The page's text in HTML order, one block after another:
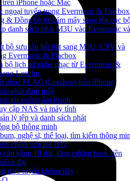
trên iPhone hoặc Mac
ngoại tuyến trong Evermusic &
& Đồng bộ từ đám mây sang tệp cục
danh sách phát M3U vào Evermusic và
bộ sưu tập bài hát sang M3U, CSV và
Evermusic & Flacbox
bộ lịch sử nghe nhạc từ Evermusic &
Last.fm
nhạc FLAC (Lossless) trên iPhone
phát đám mây
tải xuống âm thanh
cập NAS và máy tính
lý tệp và danh sách phát
bộ thông minh
nghệ sĩ, thể loại, tìm kiếm thông
chỉnh sửa thẻ ID3
cân bằng 10 dải, tăng cường bass, tiền
đại
trực tuyến không dây